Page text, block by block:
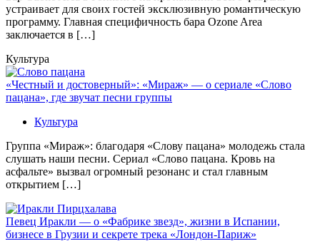
устраивает для своих гостей эксклюзивную романтическую
программу. Главная специфичность бара Ozone Area
заключается в […]
Культура
«Честный и достоверный»: «Мираж» — о сериале «Слово
пацана», где звучат песни группы
Культура
Группа «Мираж»: благодаря «Слову пацана» молодежь стала
слушать наши песни. Сериал «Слово пацана. Кровь на
асфальте» вызвал огромный резонанс и стал главным
открытием […]
Певец Иракли — о «Фабрике звезд», жизни в Испании,
бизнесе в Грузии и секрете трека «Лондон-Париж»